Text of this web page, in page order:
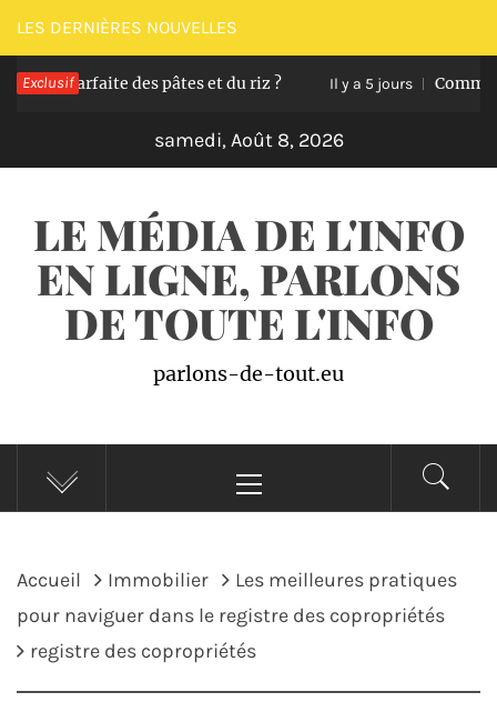
Passer
au
contenu
LES DERNIÈRES NOUVELLES
Exclusif
parfaite des pâtes et du riz ? Il y a 5 jours Comment
samedi, Août 8, 2026
LE MÉDIA DE L'INFO
EN LIGNE, PARLONS
DE TOUTE L'INFO
parlons-de-tout.eu
principal
Accueil Immobilier
Les meilleures pratiques
pour naviguer dans le registre des copropriétés
registre des copropriétés